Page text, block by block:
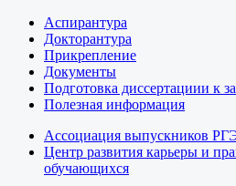
Аспирантура
Докторантура
Прикрепление
Документы
Подготовка диссертациии к
Полезная информация
Ассоциация выпускников
Центр развития карьеры и
обучающихся